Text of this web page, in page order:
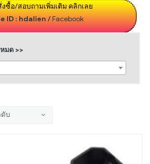
ซื้อ/สอบถามเพิ่มเติม คลิกเลย
ID : hdalien/Facebook
มด >>